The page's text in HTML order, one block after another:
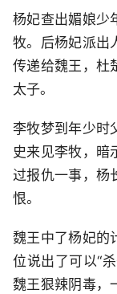
杨妃查出媚娘少
牧。后杨妃派出
传递给魏王，杜
太子。
李牧梦到年少时
史来见李牧，暗
过报仇一事，杨
恨。
魏王中了杨妃的
位说出了可以“
魏王狠辣阴毒，